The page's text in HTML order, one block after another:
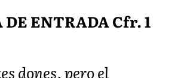
ENTRADA Cfr. 1
dones, pero el